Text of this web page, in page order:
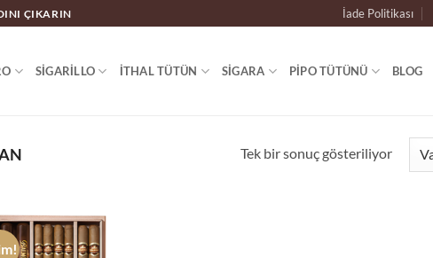
ÇIKARIN İade Politikası
SIGARILLO İTHAL TÜTÜN SIGARA PIPO TÜTÜNÜ BLOG
Tek bir sonuç gösteriliyor